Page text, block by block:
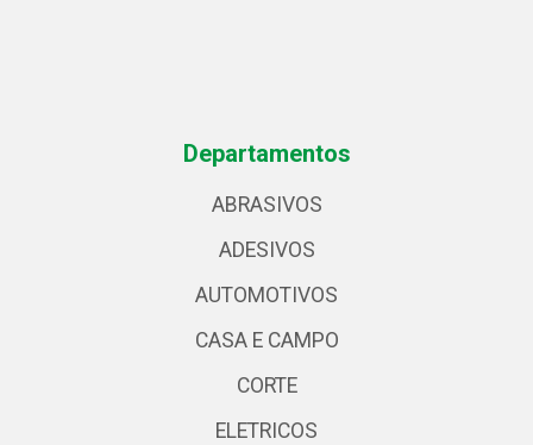
Departamentos
ABRASIVOS
ADESIVOS
AUTOMOTIVOS
CASA E CAMPO
CORTE
ELETRICOS